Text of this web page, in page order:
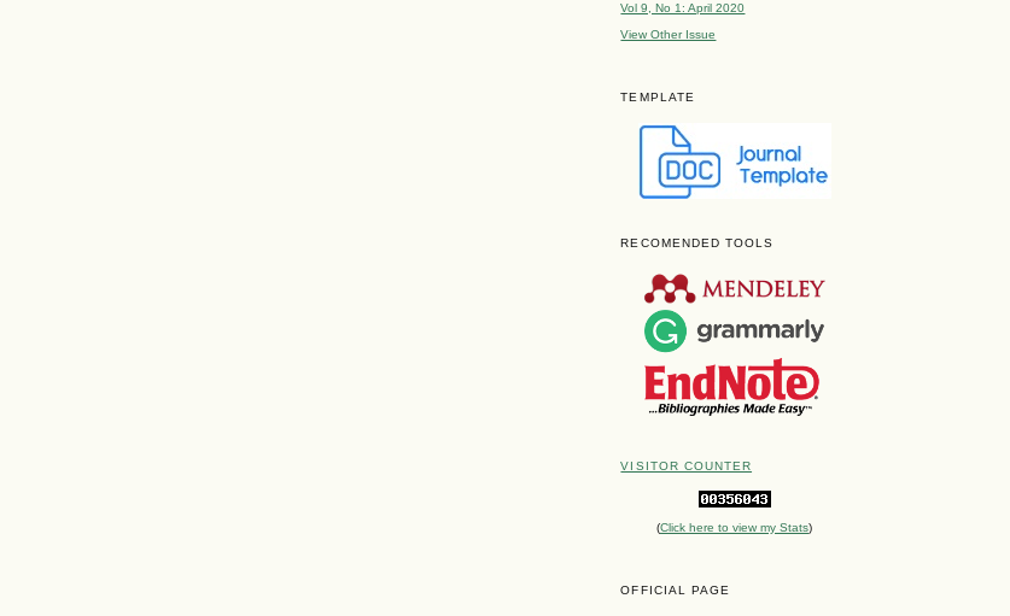
Vol 9, No 1: April 2020
View Other Issue
TEMPLATE
RECOMENDED TOOLS
VISITOR COUNTER
(Click here to view my Stats)
OFFICIAL PAGE